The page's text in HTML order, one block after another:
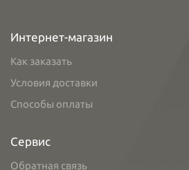
Интернет-магазин
Как заказать
Условия доставки
Способы оплаты
Сервис
Обратная связь